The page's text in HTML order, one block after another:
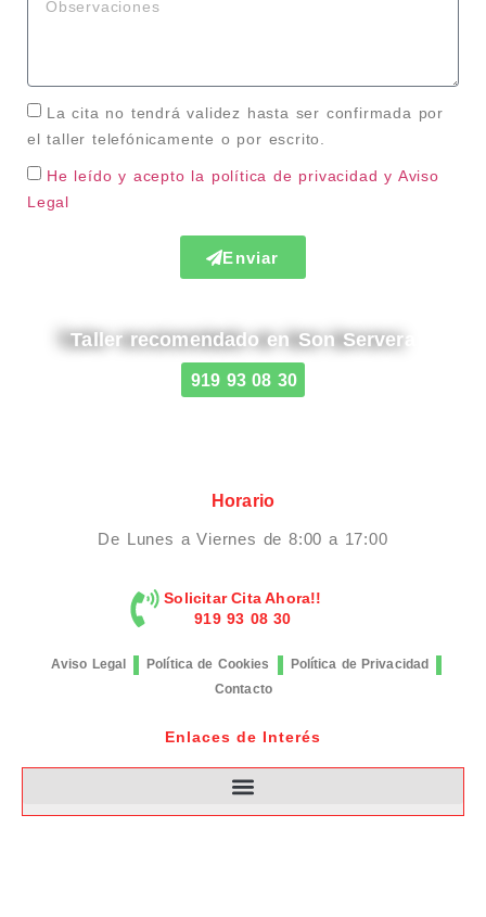
La cita no tendrá validez hasta ser confirmada por
el taller telefónicamente o por escrito.
He leído y acepto la política de privacidad y Aviso
Legal
Enviar
Taller recomendado en Son Servera
919 93 08 30
Horario
De Lunes a Viernes de 8:00 a 17:00
Solicitar Cita Ahora!!
919 93 08 30
Aviso Legal Política de Cookies
Política de Privacidad
Contacto
Enlaces de Interés